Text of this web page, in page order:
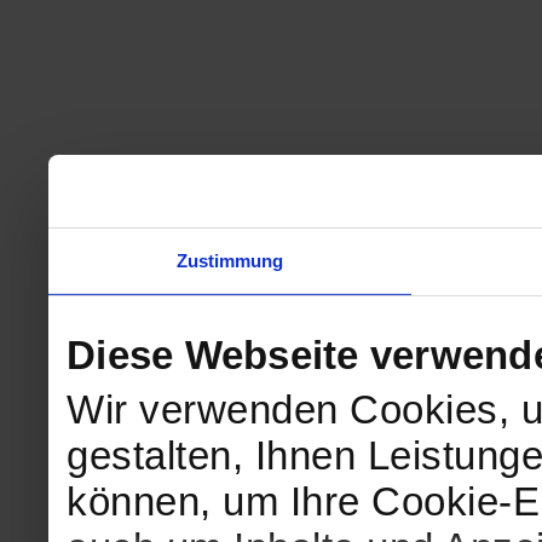
Zustimmung
Diese Webseite
Wir verwenden Cookies,
gestalten, Ihnen
können, um Ihre Cookie-